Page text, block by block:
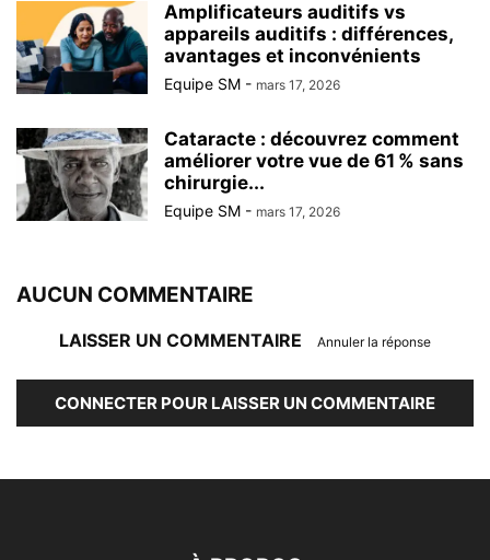
Amplificateurs auditifs vs
appareils auditifs : différences,
avantages et inconvénients
Equipe SM - mars 17, 2026
Cataracte : découvrez comment
améliorer votre vue de 61 % sans
chirurgie...
Equipe SM - mars 17, 2026
AUCUN COMMENTAIRE
LAISSER UN COMMENTAIRE Annuler la réponse
CONNECTER POUR LAISSER UN COMMENTAIRE